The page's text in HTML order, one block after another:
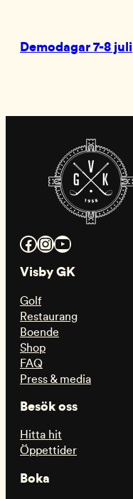
Demodagar 7-8 juli
Facebook InstagramYouTube
Visby GK
Golf
Restaurang
Boende
Shop
FAQ
Press & media
Besök oss
Hitta hit
Öppettider
Boka